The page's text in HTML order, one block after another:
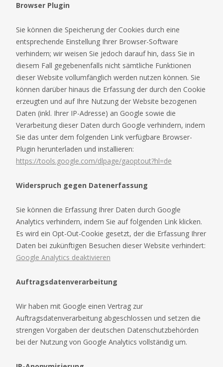
Browser Plugin
Sie können die Speicherung der Cookies durch eine
entsprechende Einstellung Ihrer Browser-Software
verhindern; wir weisen Sie jedoch darauf hin, dass Sie in
diesem Fall gegebenenfalls nicht sämtliche Funktionen
dieser Website vollumfänglich werden nutzen können. Sie
können darüber hinaus die Erfassung der durch den Cookie
erzeugten und auf Ihre Nutzung der Website bezogenen
Daten (inkl. Ihrer IP-Adresse) an Google sowie die
Verarbeitung dieser Daten durch Google verhindern, indem
Sie das unter dem folgenden Link verfügbare Browser-
Plugin herunterladen und installieren:
https://tools.google.com/dlpage/gaoptout?hl=de
Widerspruch gegen Datenerfassung
Sie können die Erfassung Ihrer Daten durch Google
Analytics verhindern, indem Sie auf folgenden Link klicken.
Es wird ein Opt-Out-Cookie gesetzt, der die Erfassung Ihrer
Daten bei zukünftigen Besuchen dieser Website verhindert:
Google Analytics deaktivieren
Auftragsdatenverarbeitung
Wir haben mit Google einen Vertrag zur
Auftragsdatenverarbeitung abgeschlossen und setzen die
strengen Vorgaben der deutschen Datenschutzbehörden
bei der Nutzung von Google Analytics vollständig um.